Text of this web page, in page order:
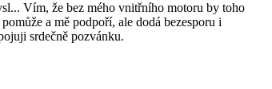
Vím, že bez mého vnitřního motoru by toho
a mě podpoří, ale dodá bezesporu i
srdečně pozvánku.